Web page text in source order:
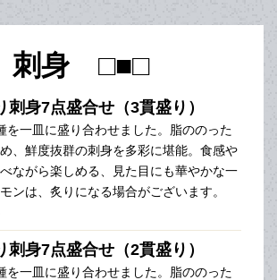
身 □■□
刺身7点盛合せ（3貫盛り）
を一皿に盛り合わせました。脂ののった
、鮮度抜群の刺身を多彩に堪能。食感や
ながら楽しめる、見た目にも華やかな一
ンは、炙りになる場合がございます。
刺身7点盛合せ（2貫盛り）
を一皿に盛り合わせました。脂ののった